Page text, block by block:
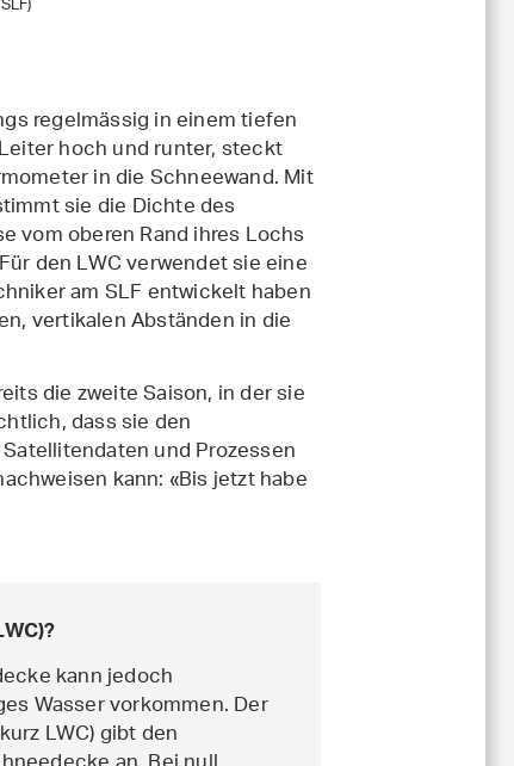
regelmässig in einem tiefen
hoch und runter, steckt
in die Schneewand. Mit
sie die Dichte des
vom oberen Rand ihres Lochs
den LWC verwendet sie eine
am SLF entwickelt haben
vertikalen Abständen in die
die zweite Saison, in der sie
dass sie den
und Prozessen
kann: «Bis jetzt habe
kann jedoch
Wasser vorkommen. Der
LWC) gibt den